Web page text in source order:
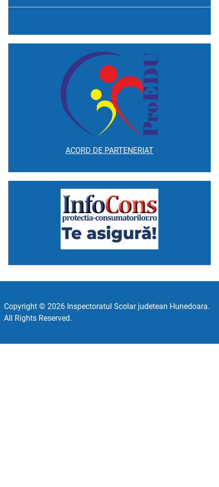
ACORD DE PARTENERIAT
Copyright © 2026 Inspectoratul Scolar judetean Hunedoara.
All Rights Reserved.